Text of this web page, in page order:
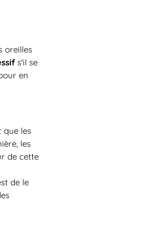
oreilles
s'il se
en
que les
les
de cette
de le